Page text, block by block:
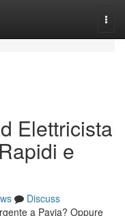
Elettricista
e
Discuss
a Pavia? Oppure